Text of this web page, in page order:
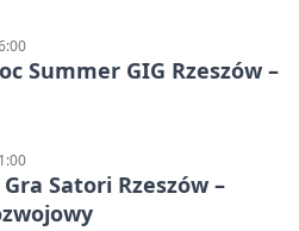
Summer GIG Rzeszów –
Satori Rzeszów –